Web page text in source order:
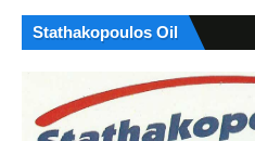
Stathakopoulos Oil